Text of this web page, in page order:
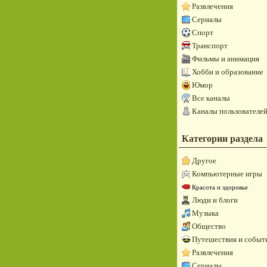
Развлечения
Сериалы
Спорт
Транспорт
Фильмы и анимация
Хобби и образование
Юмор
Все каналы
Каналы пользователей
Категории раздела
Другое
Компьютерные игры
Красота и здоровье
Люди и блоги
Музыка
Общество
Путешествия и
Развлечения